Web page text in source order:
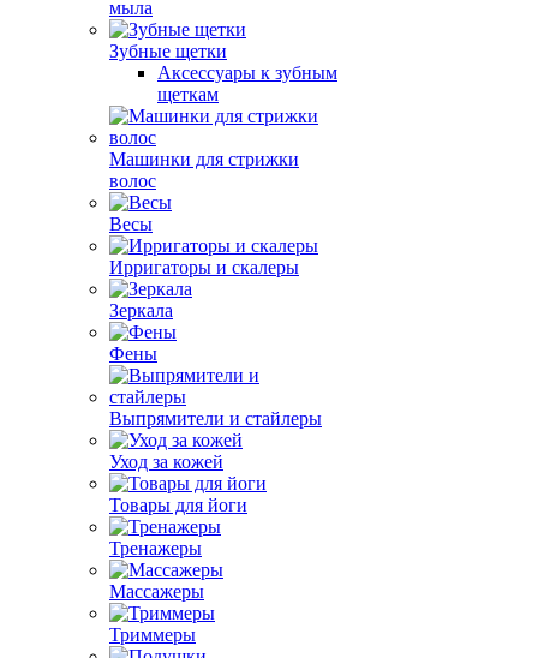
мыла
Зубные щетки
Аксессуары к зубным
щеткам
Машинки для стрижки
волос
Весы
Ирригаторы и скалеры
Зеркала
Фены
Выпрямители и стайлеры
Уход за кожей
Товары для йоги
Тренажеры
Массажеры
Триммеры